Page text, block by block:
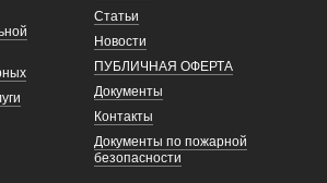
Статьи
Новости
ПУБЛИЧНАЯ ОФЕРТА
Документы
Контакты
Документы по пожарной
безопасности